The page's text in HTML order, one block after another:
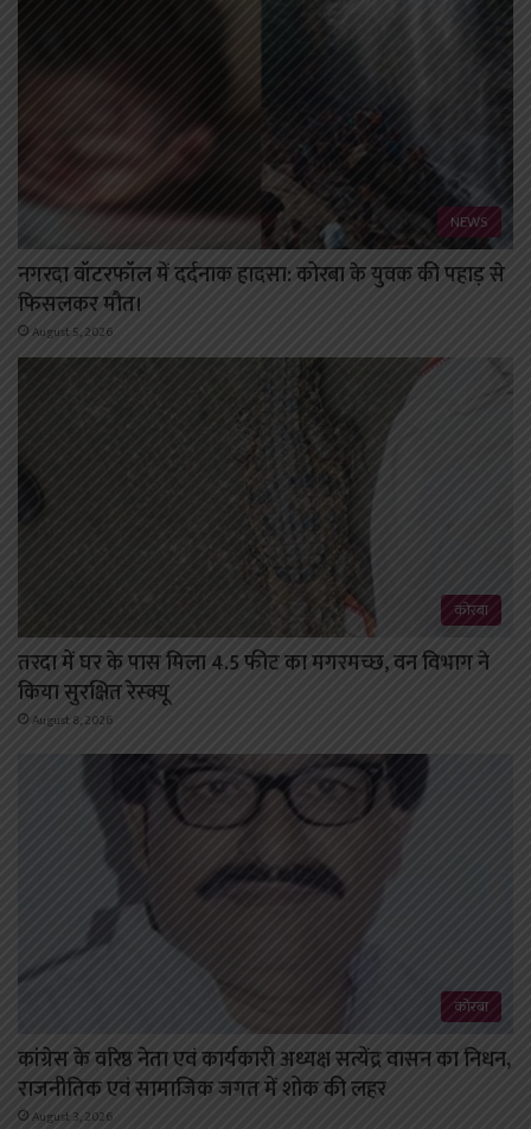
NEWS
नगरदा वॉटरफॉल में दर्दनाक हादसा: कोरबा के युवक की पहाड़ से
फिसलकर मौत।
August 5, 2026
कोरबा
तरदा में घर के पास मिला 4.5 फीट का मगरमच्छ, वन विभाग ने
किया सुरक्षित रेस्क्यू
August 8, 2026
कोरबा
कांग्रेस के वरिष्ठ नेता एवं कार्यकारी अध्यक्ष सत्येंद्र वासन का निधन,
राजनीतिक एवं सामाजिक जगत में शोक की लहर
August 3, 2026